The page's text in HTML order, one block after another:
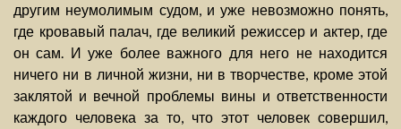
другим неумолимым судом, и уже невозможно понять,
где кровавый палач, где великий режиссер и актер, где
он сам. И уже более важного для него не находится
ничего ни в личной жизни, ни в творчестве, кроме этой
заклятой и вечной проблемы вины и ответственности
каждого человека за то, что этот человек совершил,